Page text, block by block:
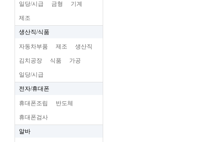
일당/시급 금형 기계
제조
생산직/식품
자동차부품 제조 생산직
김치공장 식품 가공
일당/시급
전자/휴대폰
휴대폰조립 반도체
휴대폰검사
알바